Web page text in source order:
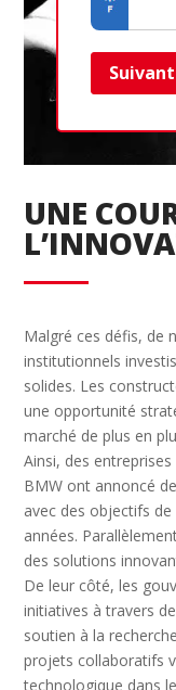
Suivant
UNE
Malgré ces défis, de
institutionnels
solides. Les
une opportunité
marché de plus en
Ainsi, des
BMW ont annoncé
avec des objectifs
années.
des solutions
De leur côté, les
initiatives à travers
soutien à la
projets collaboratifs
technologique dans